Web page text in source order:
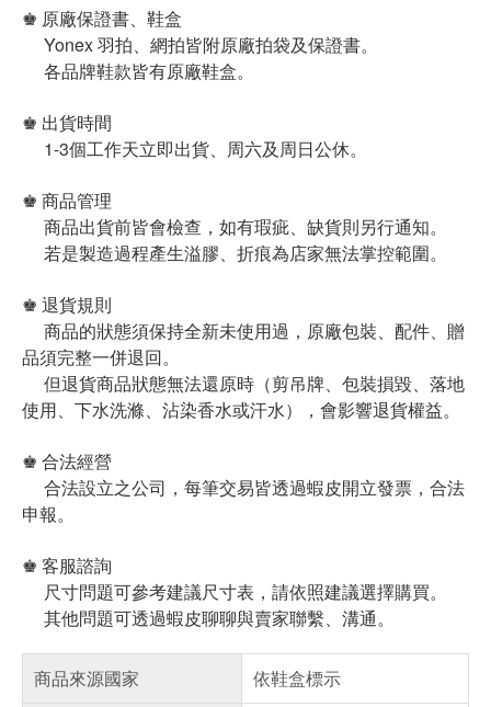
♚ 原廠保證書、鞋盒
Yonex 羽拍、網拍皆附原廠拍袋及保證書。
各品牌鞋款皆有原廠鞋盒。
♚ 出貨時間
1-3個工作天立即出貨、周六及周日公休。
♚ 商品管理
商品出貨前皆會檢查，如有瑕疵、缺貨則另行通知。
若是製造過程產生溢膠、折痕為店家無法掌控範圍。
♚ 退貨規則
商品的狀態須保持全新未使用過，原廠包裝、配件、贈
品須完整一併退回。
但退貨商品狀態無法還原時（剪吊牌、包裝損毀、落地
使用、下水洗滌、沾染香水或汗水），會影響退貨權益。
♚ 合法經營
合法設立之公司，每筆交易皆透過蝦皮開立發票，合法
申報。
♚ 客服諮詢
尺寸問題可參考建議尺寸表，請依照建議選擇購買。
其他問題可透過蝦皮聊聊與賣家聯繫、溝通。
商品來源國家
依鞋盒標示